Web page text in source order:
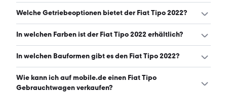
Der Fiat Tipo 2022 hat Leistungen zwischen 95 und 131 PS.
Welche Getriebeoptionen bietet der Fiat Tipo 2022?
Der Fiat Tipo 2022 ist mit manuellem und automatischem
In welchen Farben ist der Fiat Tipo 2022 erhältlich?
Den Fiat Tipo 2022 gibt es in folgenden Farben: grau,
grün. Die häufigste Farbe ist grau. (Stand: 9.8.2026)
In welchen Bauformen gibt es den Fiat Tipo 2022?
Den Fiat Tipo 2022 gibt es in folgenden Bauformen:
Limousine und Kombi. (Stand: 9.8.2026)
Wie kann ich auf mobile.de einen Fiat Tipo
Gebrauchtwagen verkaufen?